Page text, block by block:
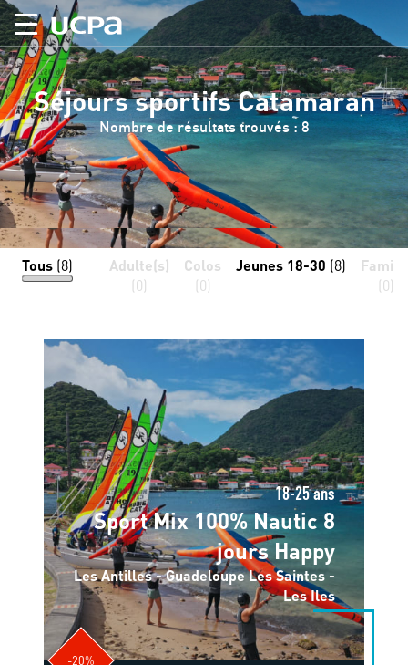
Séjours sportifs Catamaran
Nombre de résultats trouvés : 8
Tous (8)
Adulte(s)
(0)
Colos
(0)
Jeunes 18-30 (8)
(0)
18-25 ans
Sport Mix 100% Nautic 8
jours Happy
Les Antilles - Guadeloupe Les Saintes -
Les Iles
-20%